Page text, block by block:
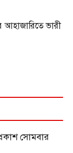
আহাজারিতে ভারী
সোমবার